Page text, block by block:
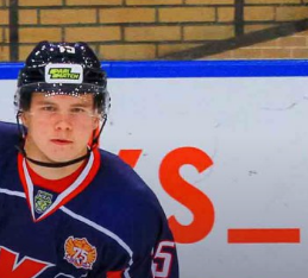
Кузнецкие Медведи
Мамонты Югры
Омские Ястребы
Стальные Лисы
Толпар
Чайка
трансляции
магазин
МХЛ